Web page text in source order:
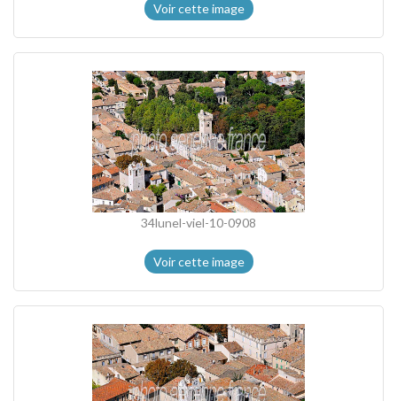
Voir cette image
34lunel-viel-10-0908
Voir cette image